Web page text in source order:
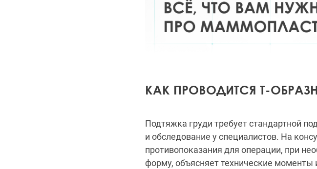
КАК ПРОВОДИТСЯ Т-
Подтяжка груди требует стандартной
и обследование у специалистов. На
противопоказания для операции, при
форму, объясняет технические моменты